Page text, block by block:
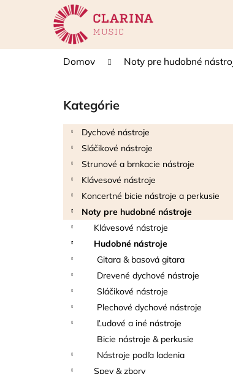
Domov Noty pre hudobné
Preskočiť
kategórie
Kategórie
Dychové nástroje
Sláčikové nástroje
Strunové a brnkacie nástroje
Klávesové nástroje
Koncertné bicie nástroje a perkusie
Noty pre hudobné nástroje
Klávesové nástroje
Hudobné nástroje
Gitara & basová gitara
Drevené dychové nástroje
Sláčikové nástroje
Plechové dychové nástroje
Ľudové a iné nástroje
Bicie nástroje & perkusie
Nástroje podľa ladenia
Spev & zbory
í
Späť
do
Späť
do
THOMANN FLOW-BALL
3 €